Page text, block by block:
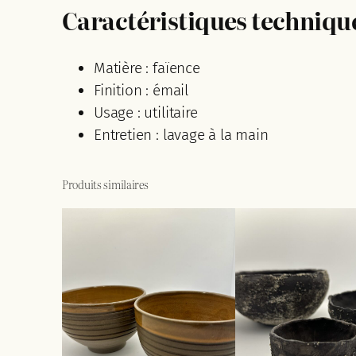
Caractéristiques
Matière : faïence
Finition : émail
Usage : utilitaire
Entretien : lavage à la main
Produits similaires